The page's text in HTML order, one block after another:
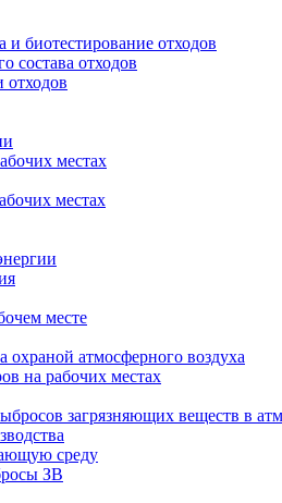
и биотестирование отходов
состава отходов
отходов
местах
местах
месте
охраной атмосферного воздуха
на рабочих местах
загрязняющих веществ в
среду
ЗВ